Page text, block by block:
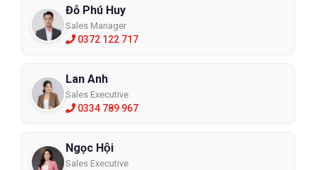
Đỗ Phú Huy
Sales Manager
0372 122 717
Lan Anh
Sales Executive
0334 789 967
Ngọc Hội
Sales Executive